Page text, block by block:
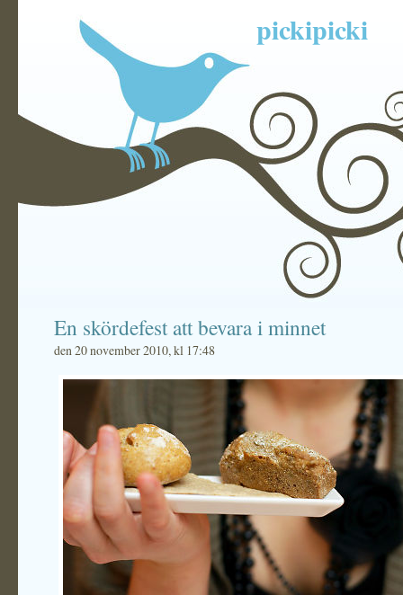
pickipicki
En skördefest att bevara i minnet
den 20 november 2010, kl 17:48